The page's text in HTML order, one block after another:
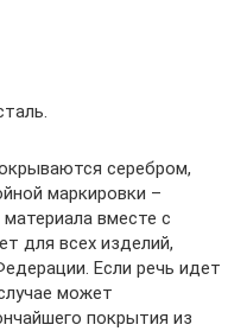
серебром,
маркировки –
вместе с
для всех изделий,
Если речь идет
может
покрытия из